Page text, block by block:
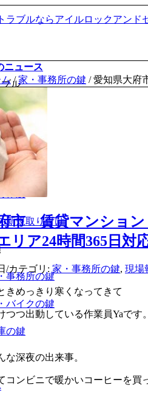
ル
開錠
交換
修理
新規取り付け
事務所の鍵
バイクの鍵
の鍵
ニュース
/ 家・事務所の鍵 / 愛知県大
府市 賃貸マンシ
リア24時間365日対
/カテゴリ: 家・事務所の鍵, 現場
きめっきり寒くなってきて
つつ出動している作業員Yaです。
な深夜の出来事。
コンビニで暖かいコーヒーを買